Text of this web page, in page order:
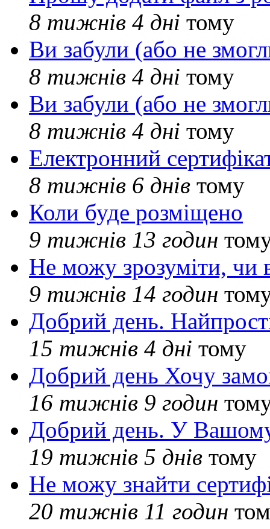
8 тижнів 4 дні тому
Ви забули (або не
8 тижнів 4 дні тому
Ви забули (або не
8 тижнів 4 дні тому
Електронний
8 тижнів 6 днів тому
Коли буде розміщено
9 тижнів 13 годин
Не можу зрозуміти, чи
9 тижнів 14 годин
Добрий день.
15 тижнів 4 дні тому
Добрий день Хочу
16 тижнів 9 годин
Добрий день. У Вашому
19 тижнів 5 днів тому
Не можу знайти
20 тижнів 11 годин